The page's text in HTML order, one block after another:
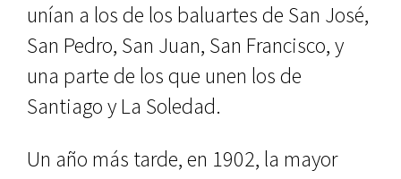
unían a los de los baluartes de San Jo­sé,
San Pedro, San Juan, San Francis­co, y
una parte de los que unen los de
Santiago y La Soledad.
Un año más tarde, en 1902, la ma­yor